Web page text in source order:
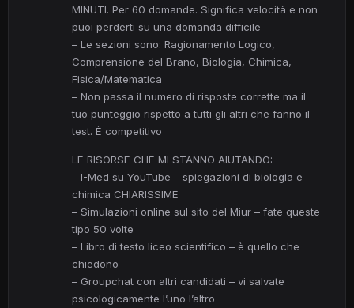
MINUTI. Per 60 domande. Significa velocità e non
puoi perderti su una domanda difficile
– Le sezioni sono: Ragionamento Logico,
Comprensione del Brano, Biologia, Chimica,
Fisica/Matematica
– Non passa il numero di risposte corrette ma il
tuo punteggio rispetto a tutti gli altri che fanno il
test. È competitivo
LE RISORSE CHE MI STANNO AIUTANDO:
– I-Med su YouTube – spiegazioni di biologia e
chimica CHIARISSIME
– Simulazioni online sul sito del Miur – fate queste
tipo 50 volte
– Libro di testo liceo scientifico – è quello che
chiedono
– Groupchat con altri candidati – vi salvate
psicologicamente l’uno l’altro